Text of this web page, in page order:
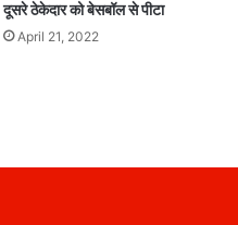
दूसरे ठेकेदार को बेसबॉल से पीटा
April 21, 2022